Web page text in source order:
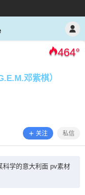
邓紫棋）
464°
关注 私信
科学的意大利面 pv素材
：G.E.M.邓